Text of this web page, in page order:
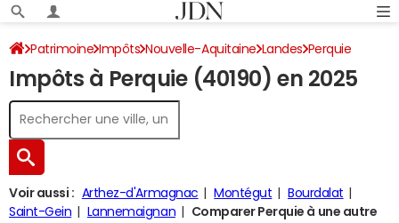
Patrimoine Impôts Nouvelle-Aquitaine Landes Perquie
Impôt sur le revenu
Impôts à Perquie (40190) en 2025
Voir aussi : Arthez-d'Armagnac Montégut
Bourdalat
Saint-Gein
Lannemaignan
Comparer Perquie à une autre